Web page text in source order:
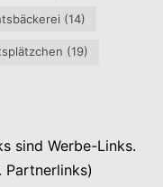
(14)
(19)
sind Werbe-Links.